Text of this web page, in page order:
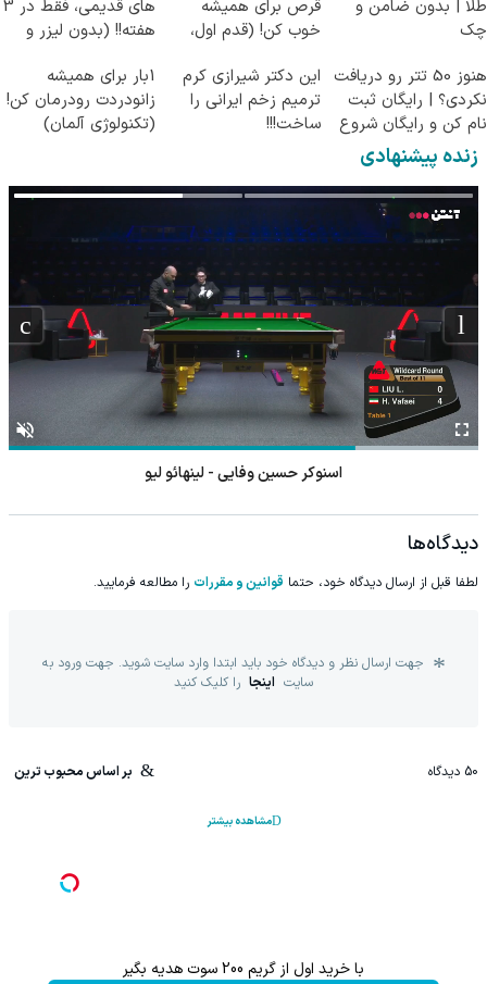
طلا | بدون ضامن و
چک
قرص برای همیشه
خوب کن! (قدم اول،
های قدیمی، فقط در 3
هفته!! (بدون لیزر و
هنوز 50 تتر رو دریافت
نکردی؟ | رایگان ثبت
نام کن و رایگان شروع
کن!
این دکتر شیرازی کرم
ترمیم زخم ایرانی را
ساخت!!!
1بار برای همیشه
زانودردت رودرمان کن!
(تکنولوژی آلمان)
زنده پیشنهادی
اسنوکر حسین وفایی - لینهائو لیو
دیدگاه‌ها
لطفا قبل از ارسال دیدگاه خود، حتما قوانین و مقررات را مطالعه فرمایید.
جهت ارسال نظر و دیدگاه خود باید ابتدا وارد سایت شوید. جهت ورود به
سایت اینجا را کلیک کنید
50 دیدگاه بر اساس محبوب ترین
مشاهده بیشتر
با خرید اول از گریم 200 سوت هدیه بگیر